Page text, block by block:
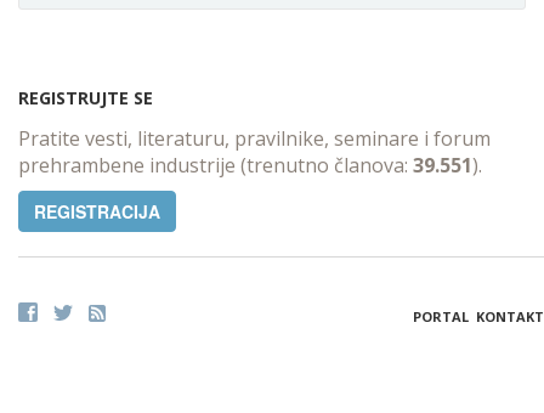
REGISTRUJTE SE
Pratite vesti, literaturu, pravilnike, seminare i forum
prehrambene industrije (trenutno članova: 39.551).
REGISTRACIJA
PORTAL KONTAKT